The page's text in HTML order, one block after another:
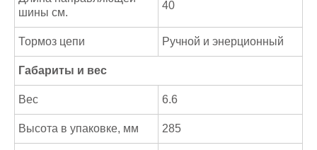
шины см.
40
Тормоз цепи Ручной и энерционный
Габариты и вес
Вес 6.6
Высота в упаковке, мм 285